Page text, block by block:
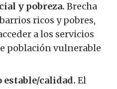
y pobreza. Brecha
ricos y pobres,
a los servicios
población vulnerable
estable/calidad. El